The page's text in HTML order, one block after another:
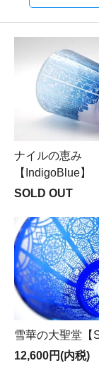
ナイルの恵み
【IndigoBlue】
SOLD OUT
雪華の大聖堂【
12,600円(内税)